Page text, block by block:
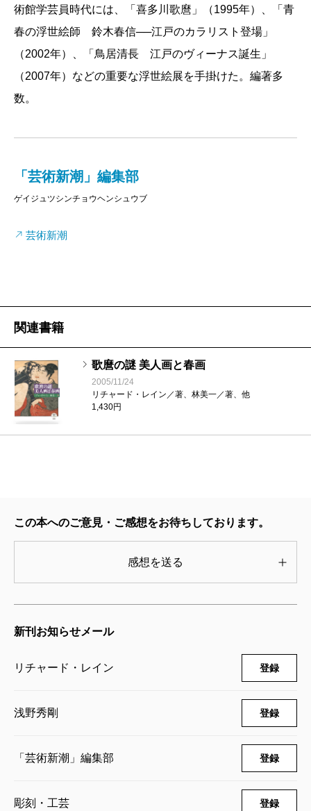
読破し、絵師たちの描き癖や細部の特徴を目に焼きつ
け、また時代風俗に詳しく、戯作者たちの文意を読み
解くことに長けていた。レインさんはコロンビア大学
で日本文学の博士号を取得、ホノルル美術館では客員
研究員に任じられ、またシカゴ美術館の浮世絵版画目
画像アーカイヴを構築し、世界のどこにどんな作品が
所蔵されているか、知悉していた。自著に掲載する図
稿はレインさんのチェックを経なければ使わせてもら
こと、作品ごとに所蔵館を指定された。レインさんの
著作の掲載図版はどれも厳選されていて（美的価値よ
り資料的価値を優先することもあったようだ）、他の
書籍の掲載図版と見較べると、思いがけない発見にい
たることもある。
2002年の「北斎のラスト・エロチカ」では『喜能会
きないから頼んでいるんだと、某出版社の一冊をコピ
たどるQ＆Aテキストを付したが、その初校ゲラに、自
著『伝記画集 北斎』は二つの賞をもらった、そのこ
とを付記してもらえないかと書かれていた。いまさら
行数を動かしたくはなかったが、無視するわけにもい
かない。北斎の画風が多様で捉えにくいことが、この
伝記画集を書いた理由だと結ぶパラグラフの最後に、
〈幸い日本浮世絵協会賞と京都大学の人文科学研究奨
励賞をいただくことができました。北斎先生のおかげ
術館学芸員時代には、「喜多川歌麿」（1995年）、「青
春の浮世絵師 鈴木春信──江戸のカラリスト登場」
（2002年）、「鳥居清長 江戸のヴィーナス誕生」
（2007年）などの重要な浮世絵展を手掛けた。編著多
数。
「芸術新潮」編集部
ゲイジュツシンチョウヘンシュウブ
芸術新潮
関連書籍
歌麿の謎 美人画と春画
2005/11/24
リチャード・レイン／著、林美一／著、他
1,430円
この本へのご意見・ご感想をお待ちしております。
感想を送る
新刊お知らせメール
リチャード・レイン 登録
浅野秀剛 登録
「芸術新潮」編集部 登録
彫刻・工芸 登録